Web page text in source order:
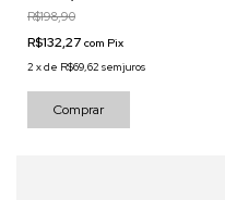
R$198,90
R$132,27 com Pix
2 xde R$69,62 sem juros
Comprar